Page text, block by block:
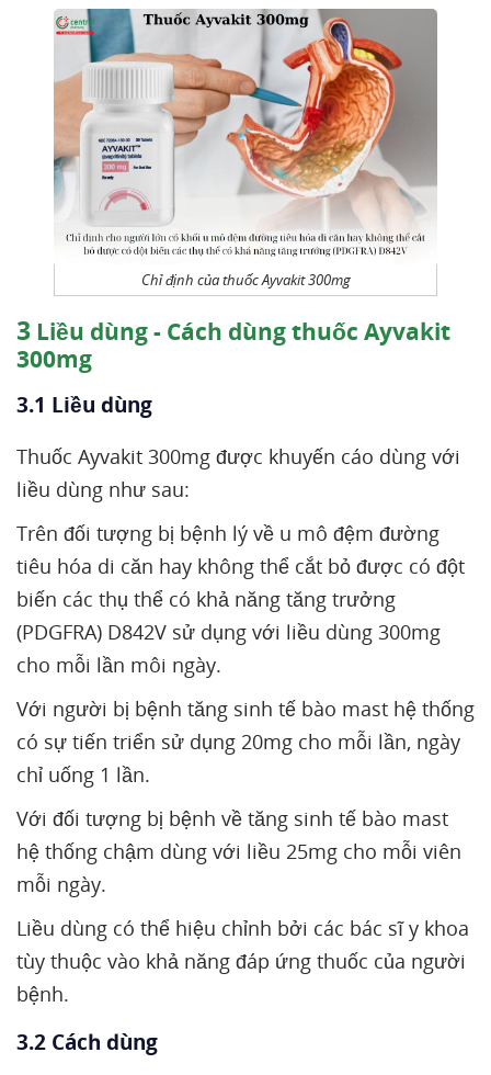
Chỉ định của thuốc Ayvakit 300mg
3 Liều dùng - Cách dùng thuốc Ayvakit
300mg
3.1 Liều dùng
Thuốc Ayvakit 300mg được khuyến cáo dùng với
liều dùng như sau:
Trên đối tượng bị bệnh lý về u mô đệm đường
tiêu hóa di căn hay không thể cắt bỏ được có đột
biến các thụ thể có khả năng tăng trưởng
(PDGFRA) D842V sử dụng với liều dùng 300mg
cho mỗi lần môi ngày.
Với người bị bệnh tăng sinh tế bào mast hệ thống
có sự tiến triển sử dụng 20mg cho mỗi lần, ngày
chỉ uống 1 lần.
Với đối tượng bị bệnh về tăng sinh tế bào mast
hệ thống chậm dùng với liều 25mg cho mỗi viên
mỗi ngày.
Liều dùng có thể hiệu chỉnh bởi các bác sĩ y khoa
tùy thuộc vào khả năng đáp ứng thuốc của người
bệnh.
3.2 Cách dùng